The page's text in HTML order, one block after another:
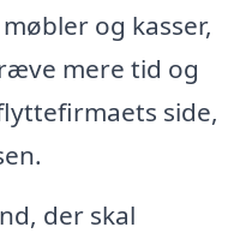
og kasser,
mere tid og
side,
der skal